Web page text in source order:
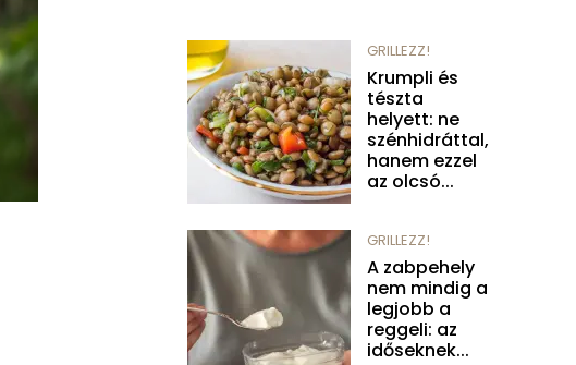
GRILLEZZ!
Krumpli és
tészta
helyett: ne
szénhidráttal,
hanem ezzel
az olcsó...
GRILLEZZ!
A zabpehely
nem mindig a
legjobb a
reggeli: az
időseknek...